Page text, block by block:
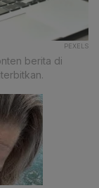
PEXELS
berita di